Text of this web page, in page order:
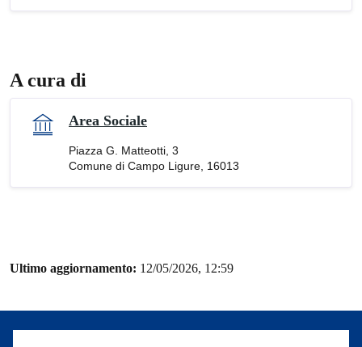
A cura di
Area Sociale
Piazza G. Matteotti, 3
Comune di Campo Ligure, 16013
Ultimo aggiornamento: 12/05/2026, 12:59